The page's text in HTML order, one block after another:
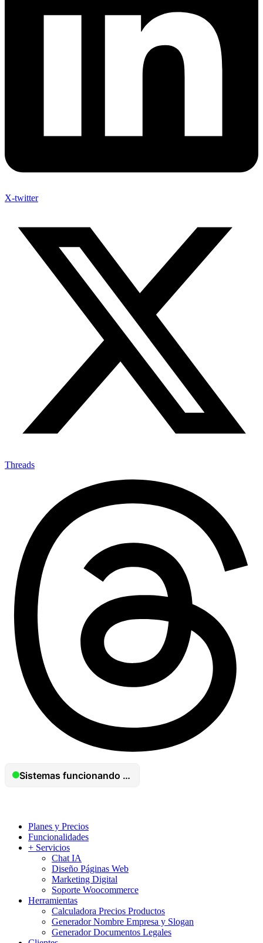
X-twitter
Threads
Planes y Precios
Funcionalidades
+ Servicios
Chat IA
Diseño Páginas Web
Marketing Digital
Soporte Woocommerce
Herramientas
Calculadora Precios Productos
Generador Nombre Empresa y Slogan
Generador Documentos Legales